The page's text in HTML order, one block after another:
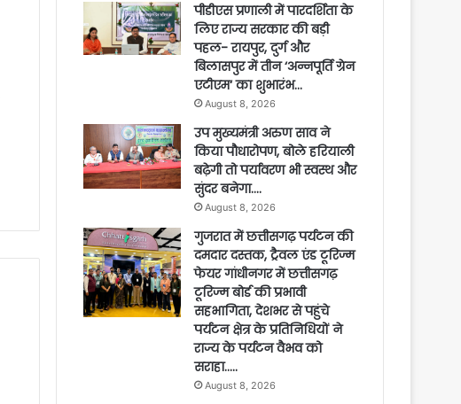
पीडीएस प्रणाली में पारदर्शिता के
लिए राज्य सरकार की बड़ी
पहल- रायपुर, दुर्ग और
बिलासपुर में तीन ‘अन्नपूर्ति ग्रेन
एटीएम‘ का शुभारंभ…
August 8, 2026
उप मुख्यमंत्री अरुण साव ने
किया पौधारोपण, बोले हरियाली
बढ़ेगी तो पर्यावरण भी स्वस्थ और
सुंदर बनेगा….
August 8, 2026
गुजरात में छत्तीसगढ़ पर्यटन की
दमदार दस्तक, ट्रैवल एंड टूरिज्म
फेयर गांधीनगर में छत्तीसगढ़
टूरिज्म बोर्ड की प्रभावी
सहभागिता, देशभर से पहुंचे
पर्यटन क्षेत्र के प्रतिनिधियों ने
राज्य के पर्यटन वैभव को
सराहा…..
August 8, 2026